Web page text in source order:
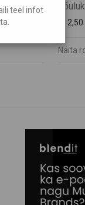
12,50
Näita
teel infot